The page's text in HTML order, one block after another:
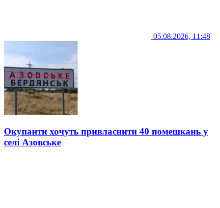
05.08.2026, 11:48
Окупанти хочуть привласнити 40 помешкань у
селі Азовське